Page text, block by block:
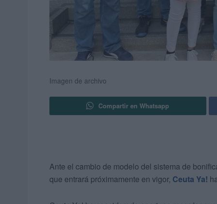
Imagen de archivo
Compartir en Whatsapp
Ante el cambio de modelo del sistema de
que entrará próximamente en vigor, Ceuta Ya!